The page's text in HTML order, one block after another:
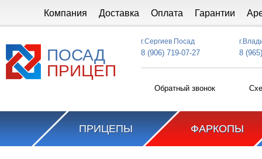
Компания Доставка Оплата Гарантии
ПОСАД
ПРИЦЕП
г.Сергиев Посад
8 (906) 719-07-27 8
Обратный звонок
ПРИЦЕПЫ ФАРКОПЫ